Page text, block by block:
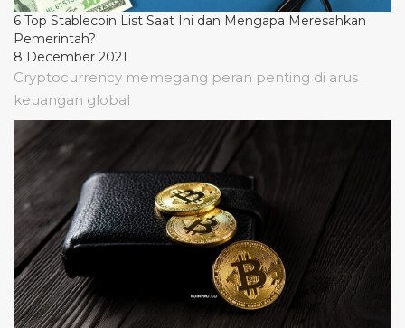
6 Top Stablecoin List Saat Ini dan Mengapa Meresahkan
Pemerintah?
8 December 2021
Cryptocurrency memegang peran penting di arus
keuangan global